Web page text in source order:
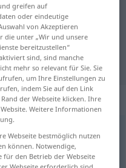
für
Übersetzung
greifen auf
oder eindeutige
von Akzeptieren
die unter „Wir und unsere
bereitzustellen“
sind, sind manche
mehr so relevant für Sie. Sie
um Ihre Einstellungen zu
indem Sie auf den Link
der Webseite klicken. Ihre
Weitere Informationen
Webseite bestmöglich nutzen
können. Notwendige,
für den Betrieb der Webseite